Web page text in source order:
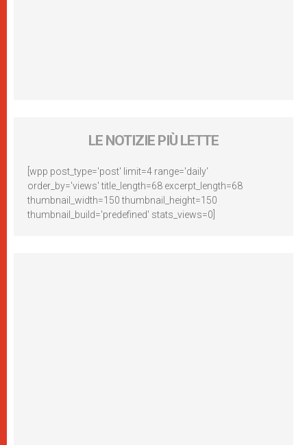
LE NOTIZIE PIÙ LETTE
[wpp post_type='post' limit=4 range='daily'
order_by='views' title_length=68 excerpt_length=68
thumbnail_width=150 thumbnail_height=150
thumbnail_build='predefined' stats_views=0]